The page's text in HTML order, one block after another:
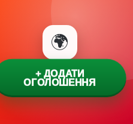
🌍
+ ДОДАТИ
ОГОЛОШЕННЯ